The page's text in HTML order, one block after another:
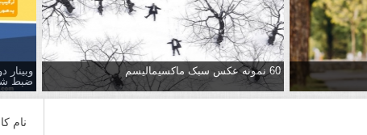
60 نمونه عکس سبک ماکسیمالیسم
ضبط
نام